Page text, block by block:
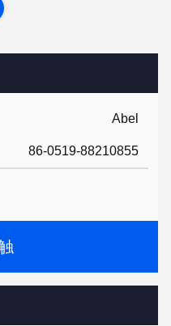
Abel
86-0519-88210855